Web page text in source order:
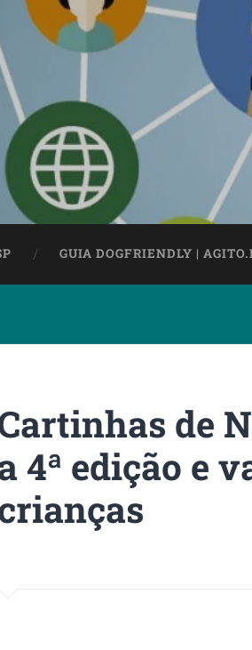
GUIA DOGFRIENDLY |
de
4ª edição e